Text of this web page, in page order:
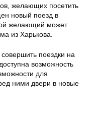
желающих посетить
новый поезд в
желающий может
из Харькова.
поездки на
возможность
для
ними двери в новые